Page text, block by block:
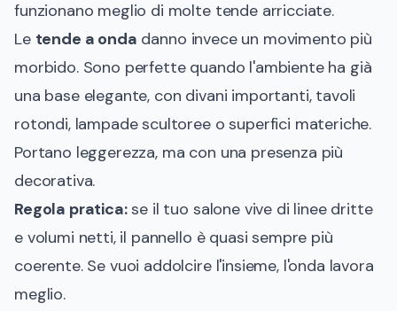
funzionano meglio di molte tende arricciate.
Le tende a onda danno invece un movimento più
morbido. Sono perfette quando l'ambiente ha già
una base elegante, con divani importanti, tavoli
rotondi, lampade scultoree o superfici materiche.
Portano leggerezza, ma con una presenza più
decorativa.
Regola pratica:se il tuo salone vive di linee dritte
e volumi netti, il pannello è quasi sempre più
coerente. Se vuoi addolcire l'insieme, l'onda lavora
meglio.